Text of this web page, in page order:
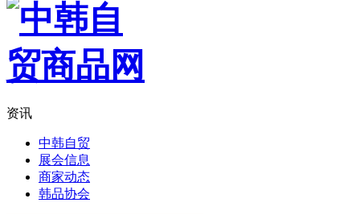
资讯
中韩自贸
展会信息
商家动态
韩品协会